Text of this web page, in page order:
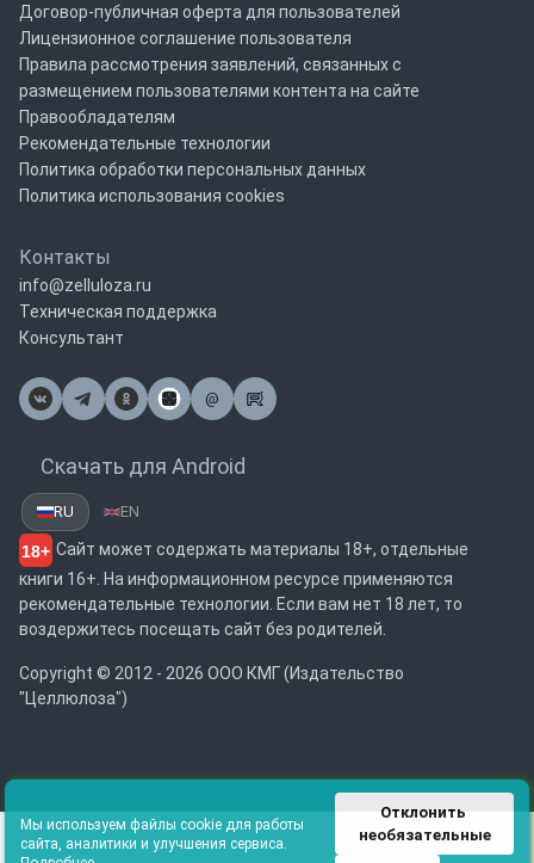
Договор-публичная оферта для пользователей
Лицензионное соглашение пользователя
Правила рассмотрения заявлений, связанных с
размещением пользователями контента на сайте
Правообладателям
Рекомендательные технологии
Политика обработки персональных данных
Политика использования cookies
Контакты
info@zelluloza.ru
Техническая поддержка
Консультант
@
Почта
Скачать для Android
RU EN
18+ Сайт может содержать материалы 18+, отдельные
книги 16+. На информационном ресурсе применяются
рекомендательные технологии. Если вам нет 18 лет, то
воздержитесь посещать сайт без родителей.
Copyright © 2012 - 2026 ООО КМГ (Издательство
"Целлюлоза")
Мы используем файлы cookie для работы
сайта, аналитики и улучшения сервиса.
Отклонить
необязательные